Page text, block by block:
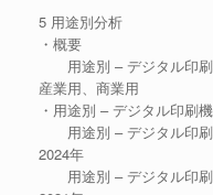
5 用途別分析
・概要
用途別 – デジタル印刷
産業用、商業用
・用途別 – デジタル印刷
用途別 – デジタル印刷
2024年
用途別 – デジタル印刷